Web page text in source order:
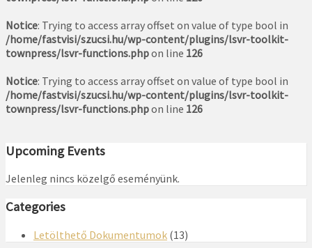
Notice: Trying to access array offset on value of type bool in
/home/fastvisi/szucsi.hu/wp-content/plugins/lsvr-toolkit-
townpress/lsvr-functions.phpon line 126
Notice: Trying to access array offset on value of type bool in
/home/fastvisi/szucsi.hu/wp-content/plugins/lsvr-toolkit-
townpress/lsvr-functions.phpon line 126
Upcoming Events
Jelenleg nincs közelgő eseményünk.
Categories
Letölthető Dokumentumok (13)